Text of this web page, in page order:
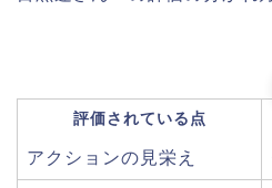
評価されている点
アクションの見栄え